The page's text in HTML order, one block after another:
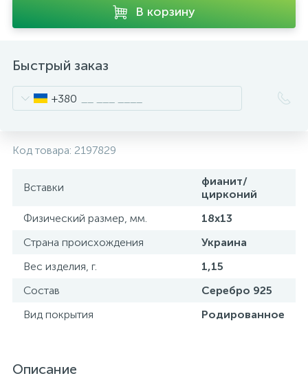
В корзину
Быстрый заказ
+380
Код товара: 2197829
Вставки
фианит/
цирконий
Физический размер, мм.
18x13
Страна происхождения
Украина
Вес изделия, г.
1,15
Состав
Серебро 925
Вид покрытия
Родированное
Описание